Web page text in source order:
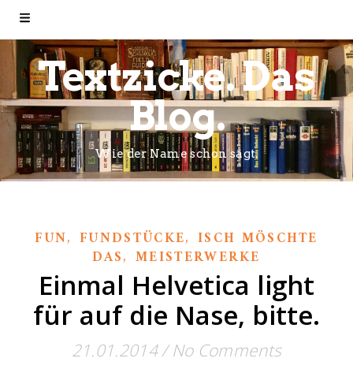
Textzicke. Das
Blog.
Wie der Name schon sagt.
FUN,FUNDSTÜCKE,ISCH MÖSCHTE
DAS,MEISTERWERKE
Einmal Helvetica light
für auf die Nase, bitte.
21.01.2014/ No Comments